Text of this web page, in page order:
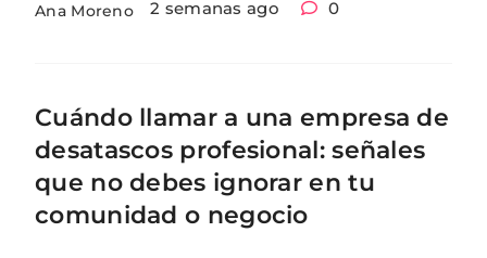
Ana Moreno 2 semanas ago 0
Cuándo llamar a una empresa de
desatascos profesional: señales
que no debes ignorar en tu
comunidad o negocio